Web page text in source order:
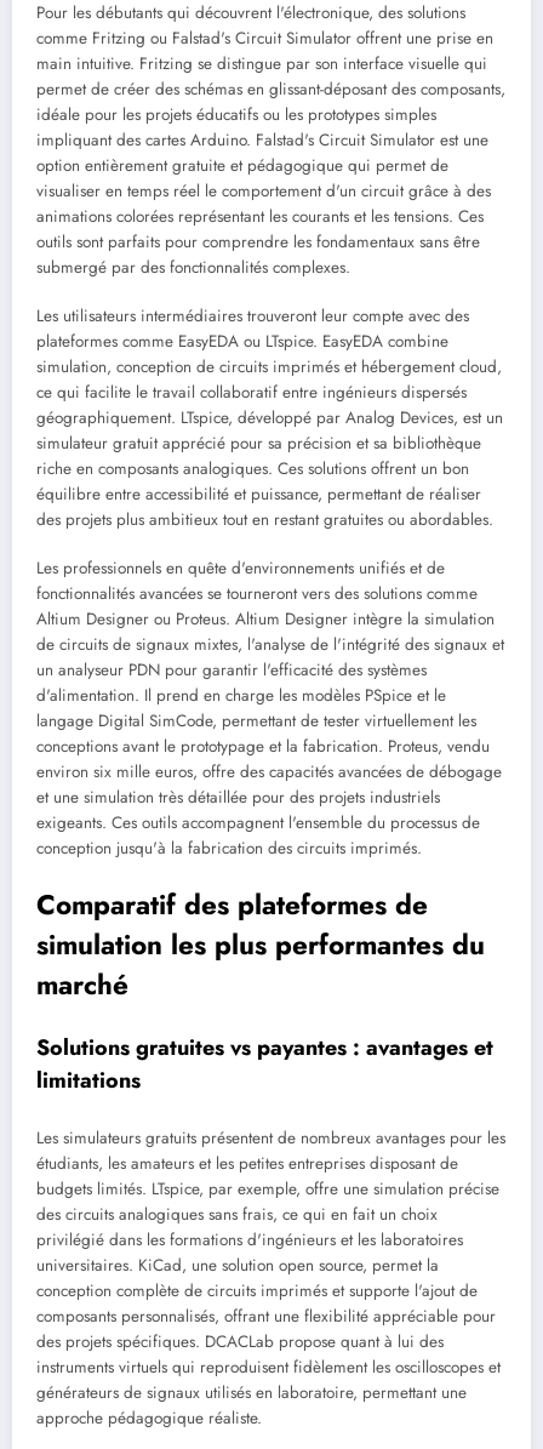
Pour les débutants qui découvrent l'électronique, des solutions
comme Fritzing ou Falstad's Circuit Simulator offrent une prise en
main intuitive. Fritzing se distingue par son interface visuelle qui
permet de créer des schémas en glissant-déposant des composants,
idéale pour les projets éducatifs ou les prototypes simples
impliquant des cartes Arduino. Falstad's Circuit Simulator est une
option entièrement gratuite et pédagogique qui permet de
visualiser en temps réel le comportement d'un circuit grâce à des
animations colorées représentant les courants et les tensions. Ces
outils sont parfaits pour comprendre les fondamentaux sans être
submergé par des fonctionnalités complexes.
Les utilisateurs intermédiaires trouveront leur compte avec des
plateformes comme EasyEDA ou LTspice. EasyEDA combine
simulation, conception de circuits imprimés et hébergement cloud,
ce qui facilite le travail collaboratif entre ingénieurs dispersés
géographiquement. LTspice, développé par Analog Devices, est un
simulateur gratuit apprécié pour sa précision et sa bibliothèque
riche en composants analogiques. Ces solutions offrent un bon
équilibre entre accessibilité et puissance, permettant de réaliser
des projets plus ambitieux tout en restant gratuites ou abordables.
Les professionnels en quête d'environnements unifiés et de
fonctionnalités avancées se tourneront vers des solutions comme
Altium Designer ou Proteus. Altium Designer intègre la simulation
de circuits de signaux mixtes, l'analyse de l'intégrité des signaux et
un analyseur PDN pour garantir l'efficacité des systèmes
d'alimentation. Il prend en charge les modèles PSpice et le
langage Digital SimCode, permettant de tester virtuellement les
conceptions avant le prototypage et la fabrication. Proteus, vendu
environ six mille euros, offre des capacités avancées de débogage
et une simulation très détaillée pour des projets industriels
exigeants. Ces outils accompagnent l'ensemble du processus de
conception jusqu'à la fabrication des circuits imprimés.
Comparatif des plateformes de
simulation les plus performantes du
marché
Solutions gratuites vs payantes : avantages et
limitations
Les simulateurs gratuits présentent de nombreux avantages pour les
étudiants, les amateurs et les petites entreprises disposant de
budgets limités. LTspice, par exemple, offre une simulation précise
des circuits analogiques sans frais, ce qui en fait un choix
privilégié dans les formations d'ingénieurs et les laboratoires
universitaires. KiCad, une solution open source, permet la
conception complète de circuits imprimés et supporte l'ajout de
composants personnalisés, offrant une flexibilité appréciable pour
des projets spécifiques. DCACLab propose quant à lui des
instruments virtuels qui reproduisent fidèlement les oscilloscopes et
générateurs de signaux utilisés en laboratoire, permettant une
approche pédagogique réaliste.